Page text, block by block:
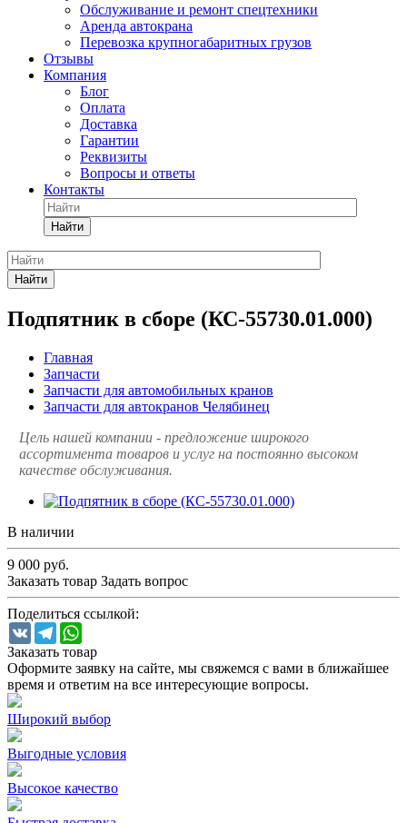
Обслуживание и ремонт спецтехники
Аренда автокрана
Перевозка крупногабаритных грузов
Отзывы
Компания
Блог
Оплата
Доставка
Гарантии
Реквизиты
Вопросы и ответы
Контакты
Найти
Найти
Подпятник в сборе (КС-55730.01.000)
Главная
Запчасти
Запчасти для автомобильных кранов
Запчасти для автокранов Челябинец
Цель нашей компании - предложение широкого
ассортимента товаров и услуг на постоянно высоком
качестве обслуживания.
В наличии
9 000 руб.
Заказать товар Задать вопрос
Поделиться ссылкой:
VK Telegram
Заказать товар
Оформите заявку на сайте, мы свяжемся с вами в ближайшее
время и ответим на все интересующие вопросы.
Широкий выбор
Выгодные условия
Высокое качество